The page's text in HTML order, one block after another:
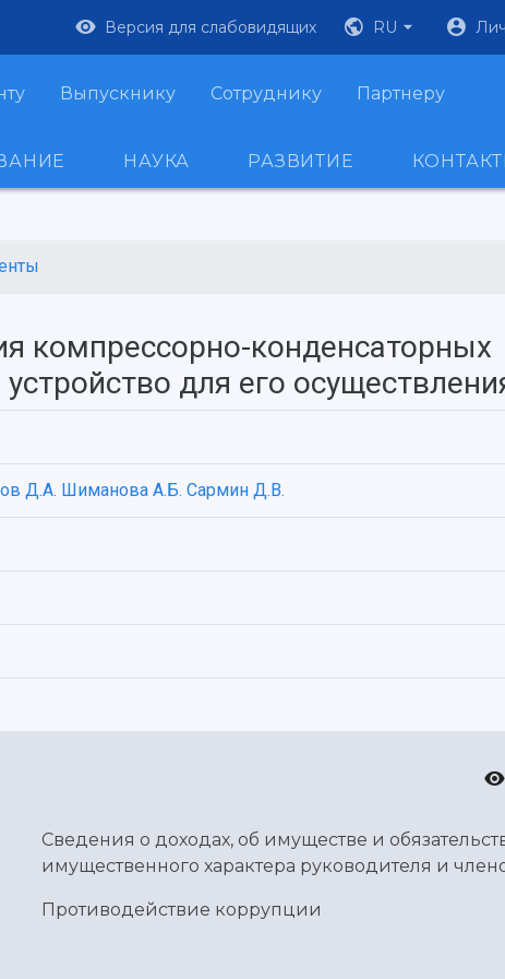
Версия для слабовидящих RU
Выпускнику Сотруднику Партнеру
НАУКА РАЗВИТИЕ
компрессорно-конденсаторных
для его
Д.А. Шиманова А.Б. Сармин Д.В.
Сведения о доходах, об имуществе и
имущественного характера руководителя и
Противодействие коррупции